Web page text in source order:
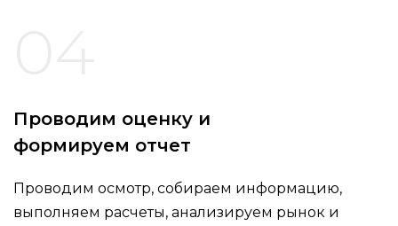
Проводим оценку и
формируем отчет
Проводим осмотр, собираем информацию,
выполняем расчеты, анализируем рынок и